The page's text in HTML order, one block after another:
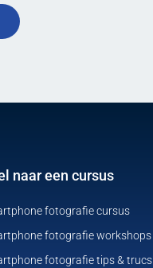
naar een cursus
fotografie cursus
fotografie workshops
fotografie tips & trucs